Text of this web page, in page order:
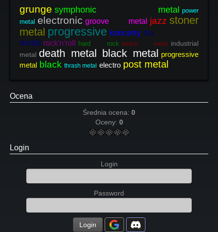
grunge symphonic metal power
metal electronic groove metal jazz stoner
metal progressive koncerty nu
metal rock'n'roll hard rock heavy metal industrial
metal death metal black metal progressive
metal black thrash metal electro post metal
Ocena
Średnia ocena: 0
Oceny: 0
Login
Login
Password
Login